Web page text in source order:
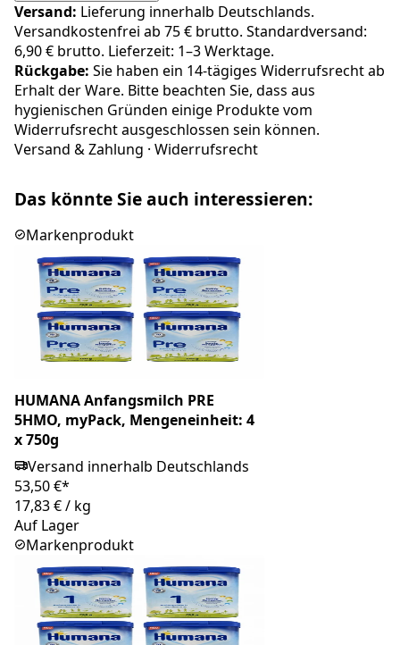
Versand: Lieferung innerhalb Deutschlands.
Versandkostenfrei ab 75 € brutto. Standardversand:
6,90 € brutto. Lieferzeit: 1–3 Werktage.
Rückgabe: Sie haben ein 14-tägiges Widerrufsrecht ab
Erhalt der Ware. Bitte beachten Sie, dass aus
hygienischen Gründen einige Produkte vom
Widerrufsrecht ausgeschlossen sein können.
Versand & Zahlung · Widerrufsrecht
Das könnte Sie auch interessieren:
Markenprodukt
HUMANA Anfangsmilch PRE
5HMO, myPack, Mengeneinheit: 4
x 750g
Versand innerhalb Deutschlands
53,50 €*
17,83 €/ kg
Auf Lager
Markenprodukt